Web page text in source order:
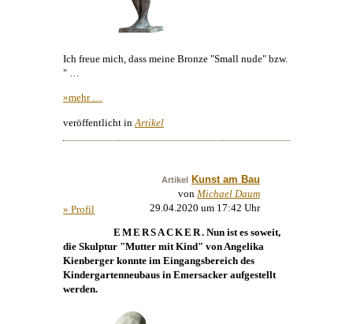
Ich freue mich, dass meine Bronze "Small nude" bzw.
" …
»mehr …
veröffentlicht in Artikel
Artikel Kunst am Bau
von Michael Daum
» Profil
29.04.2020 um 17:42 Uhr
EMERSACKER. Nun ist es soweit,
die Skulptur "Mutter mit Kind" vonAngelika
Kienberger konnte im Eingangsbereich des
Kindergartenneubaus in Emersacker aufgestellt
werden.